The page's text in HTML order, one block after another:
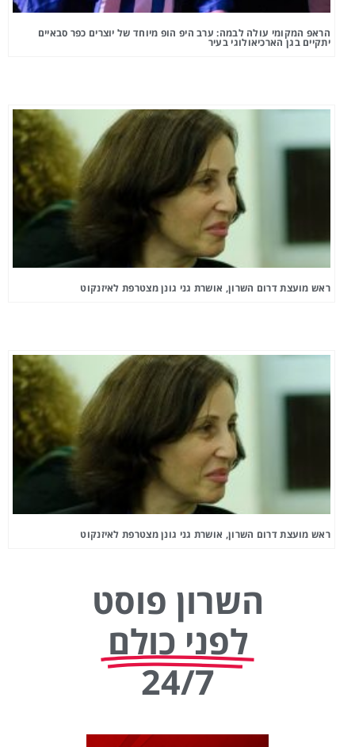
הראפ המקומי עולה לבמה: ערב היפ הופ מיוחד של יוצרים כפר סבאיים
יתקיים בגן הארכיאולוגי בעיר
ראש מועצת דרום השרון, אושרת גני גונן מצטרפת לאיזנקוט
ראש מועצת דרום השרון, אושרת גני גונן מצטרפת לאיזנקוט
השרון פוסט
לפני כולם
24/7